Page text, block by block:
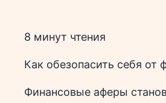
8 минут чтения
Как обезопасить себя от
Финансовые аферы